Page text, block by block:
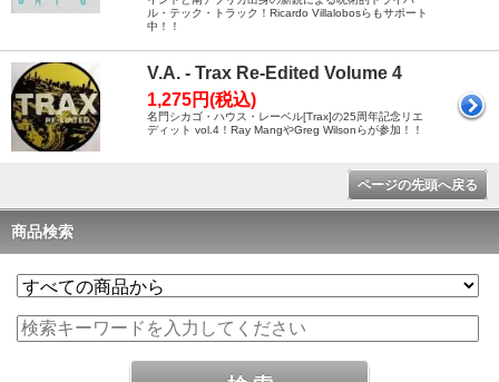
ル・テック・トラック！Ricardo Villalobosらもサポート
中！！
V.A. - Trax Re-Edited Volume 4
1,275円(税込)
名門シカゴ・ハウス・レーベル[Trax]の25周年記念リエ
ディット vol.4！Ray MangやGreg Wilsonらが参加！！
ページの先頭へ戻る
商品検索